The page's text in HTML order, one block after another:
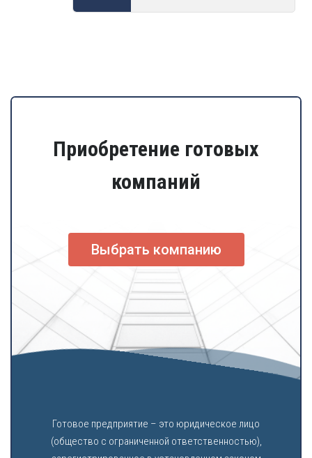
Приобретение готовых
компаний
Выбрать компанию
Готовое предприятие – это юридическое лицо
(общество с ограниченной ответственностью),